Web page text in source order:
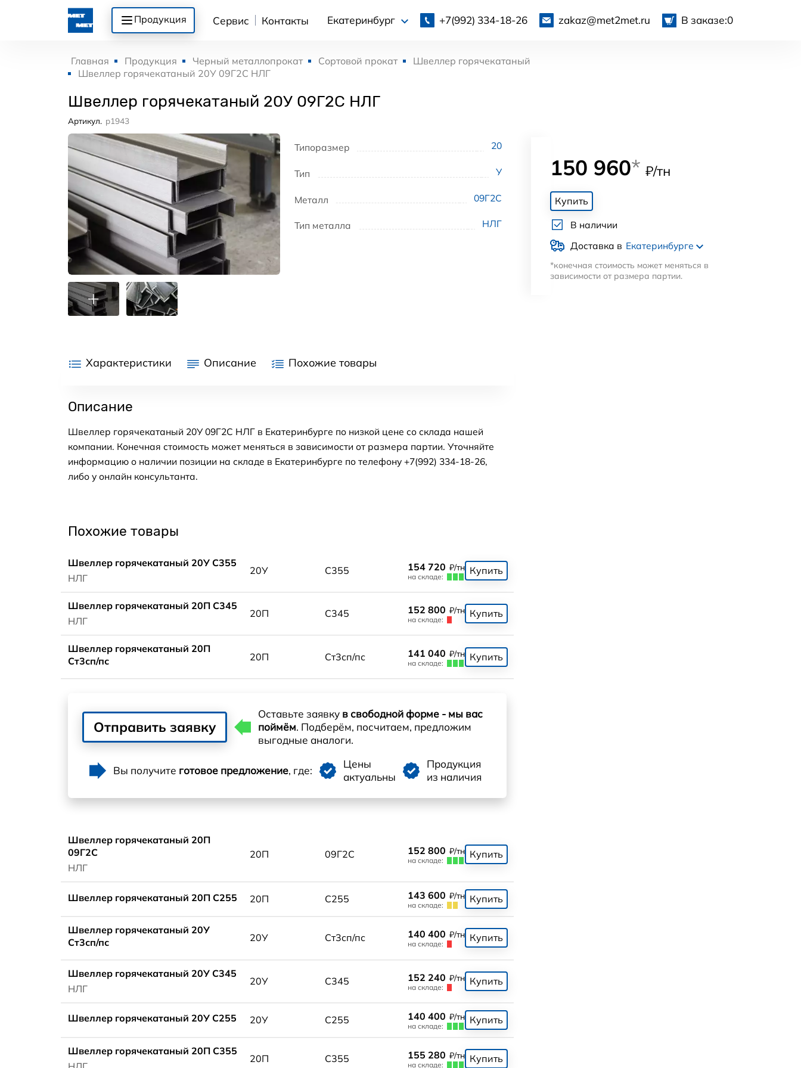
Продукция Сервис Контакты Екатеринбург +7(992) 334-18-26 zakaz@met2met.ru В заказе:0
Главная Продукция Черный металлопрокат Сортовой прокат
Швеллер горячекатаный
Швеллер горячекатаный 20У 09Г2С НЛГ
Швеллер горячекатаный 20У 09Г2С НЛГ
Артикул. p1943
Типоразмер 20
Тип У
Металл 09Г2С
Тип металла НЛГ
150 960* ₽/тн
Купить
В наличии
Доставка в Екатеринбурге
*конечная стоимость может меняться в
зависимости от размера партии.
Характеристики Описание Похожие товары
Описание
Швеллер горячекатаный 20У 09Г2С НЛГ в Екатеринбурге по низкой цене со склада нашей
компании. Конечная стоимость может меняться в зависимости от размера партии. Уточняйте
информацию о наличии позиции на складе в Екатеринбурге по телефону +7(992) 334-18-26,
либо у онлайн консультанта.
Похожие товары
Швеллер горячекатаный 20У С355
НЛГ
20У С355 154 720 ₽/тн
на складе:
Купить
Швеллер горячекатаный 20П С345
НЛГ
20П С345 152 800 ₽/тн
на складе:
Купить
Швеллер горячекатаный 20П
Ст3сп/пс
20П Ст3сп/пс 141 040 ₽/тн
на складе:
Купить
Отправить заявку
Оставьте заявку в свободной форме - мы вас
поймём. Подберём, посчитаем, предложим
выгодные аналоги.
Вы получите готовое предложение, где:
Цены
актуальны
Продукция
из наличия
Швеллер горячекатаный 20П
09Г2С
НЛГ
20П 09Г2С 152 800 ₽/тн
на складе:
Купить
Швеллер горячекатаный 20П С255 20П С255 143 600 ₽/тн
на складе:
Купить
Швеллер горячекатаный 20У
Ст3сп/пс
20У Ст3сп/пс 140 400 ₽/тн
на складе:
Купить
Швеллер горячекатаный 20У С345
НЛГ
20У С345 152 240 ₽/тн
на складе:
Купить
Швеллер горячекатаный 20У С255 20У С255 140 400 ₽/тн
на складе:
Купить
Швеллер горячекатаный 20П С355
20П С355 155 280 ₽/тн
на складе:
Купить